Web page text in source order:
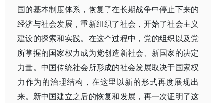
国的基本制度体系，恢复了在长期战争中停止下来的
经济与社会发展，重新组织了社会，开始了社会主义
建设的探索和实践。在这个过程中，党的组织以及党
所掌握的国家权力成为党创造新社会、新国家的决定
力量。中国传统社会所形成的社会发展取决于国家权
力作为的治理结构，在这里以新的形式再度展现出
来。新中国建立之后的恢复和发展，再一次证明了这